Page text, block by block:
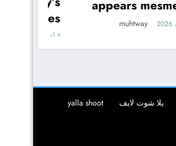
appears mesmerized
by WNBA team’s
mascot
6 أغسطس، 2026
يلا شوت لايف
yalla shoot